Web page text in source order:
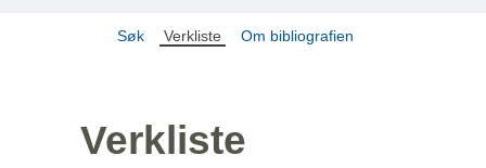
Søk Verkliste Om bibliografien
Verkliste